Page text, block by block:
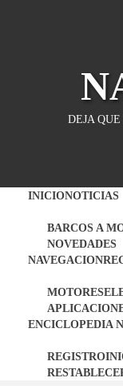
DEJA
INICIONOTICIAS
BARCOS A
NOVEDADES
NAVEGACION
MOTORES
ENCICLOPEDIA
REGISTRO